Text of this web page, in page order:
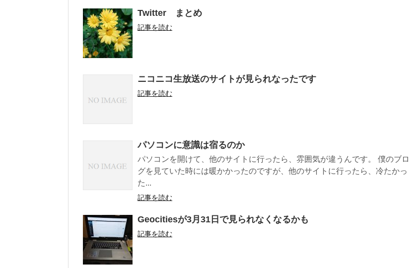
Twitter まとめ
記事を読む
ニコニコ生放送のサイトが見られなったです
記事を読む
パソコンに意識は宿るのか
パソコンを開けて、他のサイトに行ったら、雰囲気が違うんです。 僕のブロ
グを見ていた時には暖かかったのですが、他のサイトに行ったら、冷たかっ
た...
記事を読む
Geocitiesが3月31日で見られなくなるかも
記事を読む